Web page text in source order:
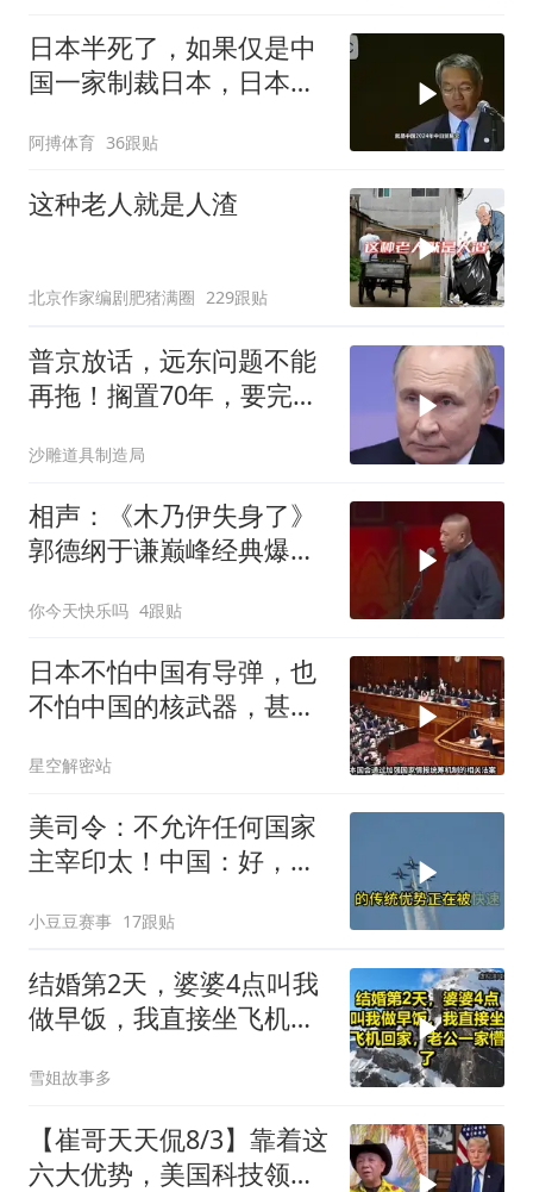
日本半死了，如果仅是中
国一家制裁日本，日本可
阿搏体育 36跟贴
这种老人就是人渣
北京作家编剧肥猪满圈 229跟贴
普京放话，远东问题不能
再拖！搁置70年，要完成
沙雕道具制造局
相声：《木乃伊失身了》
郭德纲于谦巅峰经典爆笑
你今天快乐吗 4跟贴
日本不怕中国有导弹，也
不怕中国的核武器，甚至
星空解密站
美司令：不允许任何国家
主宰印太！中国：好，轰
小豆豆赛事 17跟贴
结婚第2天，婆婆4点叫我
做早饭，我直接坐飞机回
雪姐故事多
【崔哥天天侃8/3】靠着这
六大优势，美国科技领军